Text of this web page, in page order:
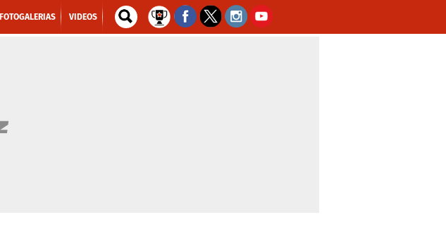
FOTOGALERIAS VIDEOS